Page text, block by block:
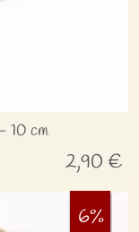
10 cm
2,90 €
6%